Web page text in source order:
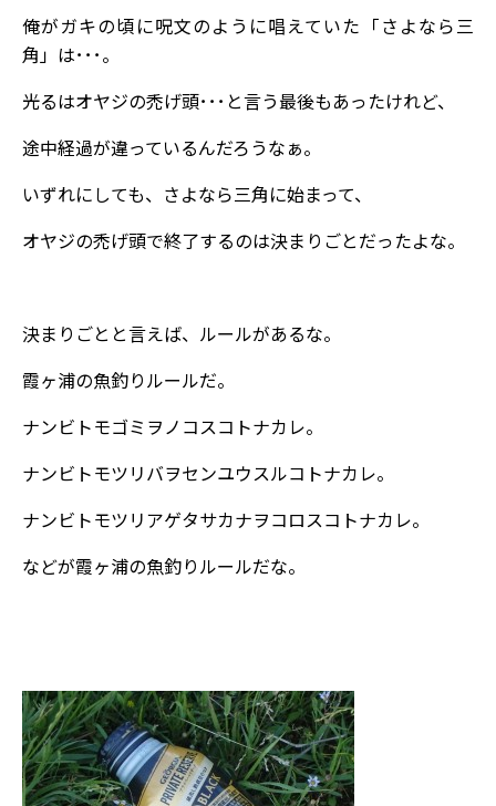
俺がガキの頃に呪文のように唱えていた「さよなら三
角」は･･･。
光るはオヤジの禿げ頭･･･と言う最後もあったけれど、
途中経過が違っているんだろうなぁ。
いずれにしても、さよなら三角に始まって、
オヤジの禿げ頭で終了するのは決まりごとだったよな。
決まりごとと言えば、ルールがあるな。
霞ヶ浦の魚釣りルールだ。
ナンビトモゴミヲノコスコトナカレ。
ナンビトモツリバヲセンユウスルコトナカレ。
ナンビトモツリアゲタサカナヲコロスコトナカレ。
などが霞ヶ浦の魚釣りルールだな。